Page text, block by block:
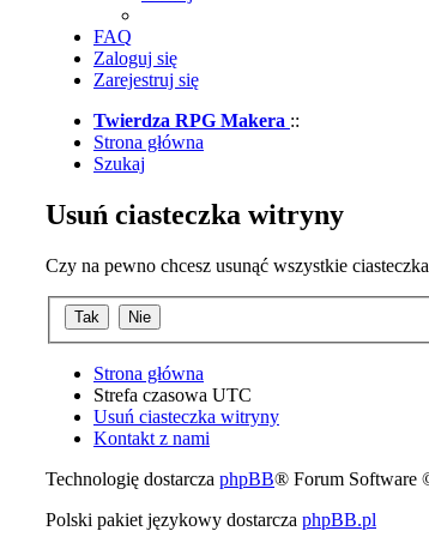
FAQ
Zaloguj się
Zarejestruj się
Twierdza RPG Makera ::
Strona główna
Szukaj
Usuń ciasteczka witryny
Czy na pewno chcesz usunąć wszystkie
Strona główna
Strefa czasowa UTC
Usuń ciasteczka witryny
Kontakt z nami
Technologię dostarcza phpBB® Forum Software
Polski pakiet językowy dostarcza phpBB.pl